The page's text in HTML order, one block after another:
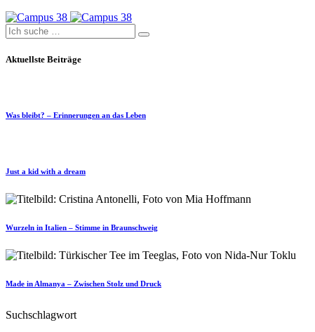
Aktuellste Beiträge
Was bleibt? – Erinnerungen an das Leben
Just a kid with a dream
Wurzeln in Italien – Stimme in Braunschweig
Made in Almanya – Zwischen Stolz und Druck
Suchschlagwort